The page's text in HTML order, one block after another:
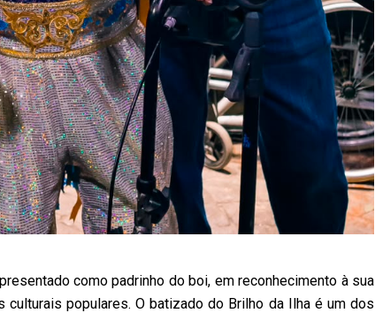
como padrinho do boi, em reconhecimento à sua
populares. O batizado do Brilho da Ilha é um dos